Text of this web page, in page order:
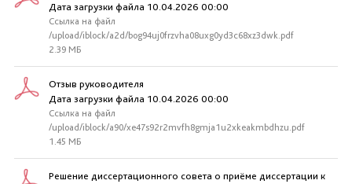
Дата загрузки файла 10.04.2026 00:00
Ссылка на файл
/upload/iblock/a2d/bog94uj0frzvha08uxg0yd3c68xz3dwk.pdf
2.39 МБ
Отзыв руководителя
Дата загрузки файла 10.04.2026 00:00
Ссылка на файл
/upload/iblock/a90/xe47s92r2mvfh8gmja1u2xkeakmbdhzu.pdf
1.45 МБ
Решение диссертационного совета о приёме диссертации к